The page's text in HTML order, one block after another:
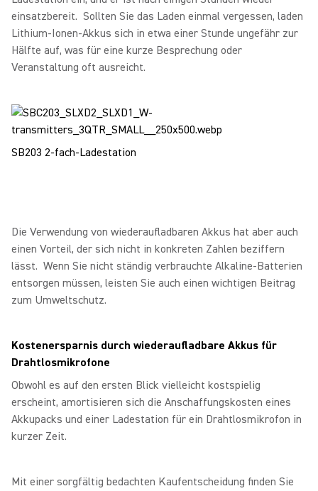
einsatzbereit. Sollten Sie das Laden einmal vergessen, laden
Lithium-Ionen-Akkus sich in etwa einer Stunde ungefähr zur
Hälfte auf, was für eine kurze Besprechung oder
Veranstaltung oft ausreicht.
SB203 2-fach-Ladestation
Die Verwendung von wiederaufladbaren Akkus hat aber auch
einen Vorteil, der sich nicht in konkreten Zahlen beziffern
lässt. Wenn Sie nicht ständig verbrauchte Alkaline-Batterien
entsorgen müssen, leisten Sie auch einen wichtigen Beitrag
zum Umweltschutz.
Kostenersparnis durch wiederaufladbare Akkus für
Drahtlosmikrofone
Obwohl es auf den ersten Blick vielleicht kostspielig
erscheint, amortisieren sich die Anschaffungskosten eines
Akkupacks und einer Ladestation für ein Drahtlosmikrofon in
kurzer Zeit.
Mit einer sorgfältig bedachten Kaufentscheidung finden Sie